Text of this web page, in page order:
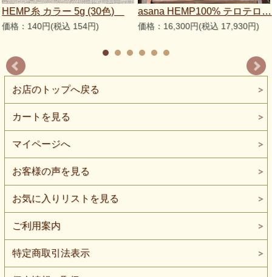
HEMP糸 カラー 5g (30色)
価格：140円(税込 154円)
asana HEMP100% テロテロ…
価格：16,300円(税込 17,930円)
お店のトップへ戻る
カートを見る
マイページへ
お客様の声を見る
お気に入りリストを見る
ご利用案内
特定商取引法表示